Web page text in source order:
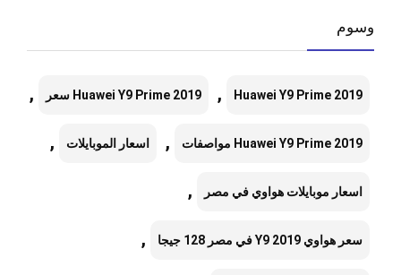
وسوم
Huawei Y9 Prime 2019
, Huawei Y9 Prime 2019 سعر ,
Huawei Y9 Prime 2019 مواصفات , اسعار الموبايلات ,
اسعار موبايلات هواوي في مصر ,
سعر هواوي Y9 2019 في مصر 128 جيجا ,